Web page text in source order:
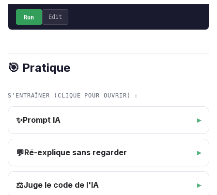
Run Edit
🎯 Pratique
S'ENTRAÎNER (CLIQUE POUR OUVRIR) :
✨Prompt IA
💬Ré-explique sans regarder
⚖️Juge le code de l'IA